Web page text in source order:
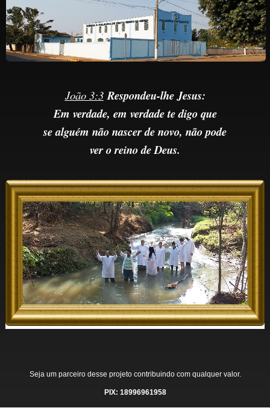
João 3:3 Respondeu-lhe Jesus:
Em verdade, em verdade te digo que
se alguém não nascer de novo, não pode
ver o reino de Deus.
Seja um parceiro desse projeto contribuindo com qualquer valor.
PIX: 18996961958